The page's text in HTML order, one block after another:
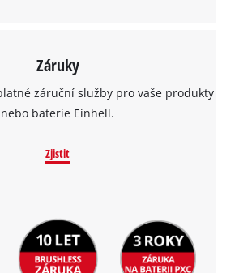
Záruky
záruční služby pro vaše produkty
nebo baterie Einhell.
Zjistit